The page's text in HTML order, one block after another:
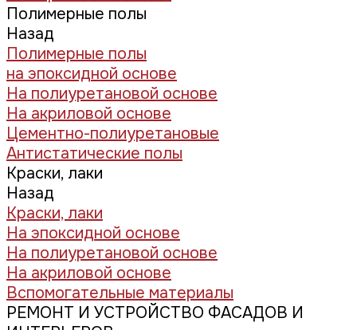
Полимерные полы
Назад
Полимерные полы
на эпоксидной основе
На полиуретановой основе
На акриловой основе
Цементно-полиуретановые
Антистатические полы
Краски, лаки
Назад
Краски, лаки
На эпоксидной основе
На полиуретановой основе
На акриловой основе
Вспомогательные материалы
РЕМОНТ И УСТРОЙСТВО ФАСАДОВ И